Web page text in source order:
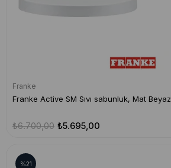
Franke
Franke Active SM Sıvı sabunluk, Mat Beyaz
₺5.695,00
₺6.700,00
%21